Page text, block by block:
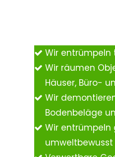
Wir
Wir räumen
Häuser, Büro-
Wir
Bodenbeläge
Wir
umweltbewusst